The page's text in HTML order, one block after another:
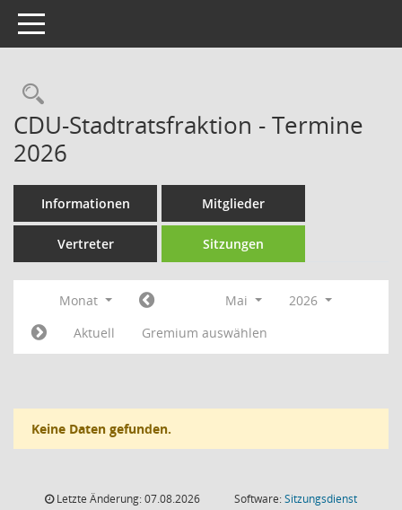
Toggle navigation
Rechercheauswahl
CDU-Stadtratsfraktion - Termine
2026
Informationen Mitglieder
Vertreter Sitzungen
Monat Mai
2026
Aktuell
Gremium auswählen
Keine Daten gefunden.
Letzte Änderung: 07.08.2026
Software:Sitzungsdienst